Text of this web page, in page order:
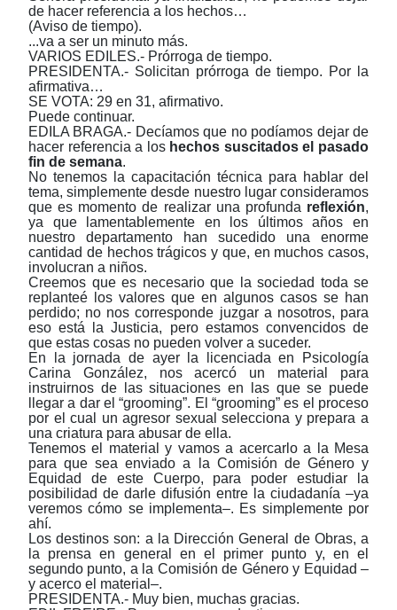
de hacer referencia a los hechos…
(Aviso de tiempo).
...va a ser un minuto más.
VARIOS EDILES.- Prórroga de tiempo.
PRESIDENTA.- Solicitan prórroga de tiempo. Por la
afirmativa…
SE VOTA: 29 en 31, afirmativo.
Puede continuar.
EDILA BRAGA.- Decíamos que no podíamos dejar de
hacer referencia a los hechos suscitados el pasado
fin de semana.
No tenemos la capacitación técnica para hablar del
tema, simplemente desde nuestro lugar consideramos
que es momento de realizar una profunda reflexión,
ya que lamentablemente en los últimos años en
nuestro departamento han sucedido una enorme
cantidad de hechos trágicos y que, en muchos casos,
involucran a niños.
Creemos que es necesario que la sociedad toda se
replanteé los valores que en algunos casos se han
perdido; no nos corresponde juzgar a nosotros, para
eso está la Justicia, pero estamos convencidos de
que estas cosas no pueden volver a suceder.
En la jornada de ayer la licenciada en Psicología
Carina González, nos acercó un material para
instruirnos de las situaciones en las que se puede
llegar a dar el “grooming”. El “grooming” es el proceso
por el cual un agresor sexual selecciona y prepara a
una criatura para abusar de ella.
Tenemos el material y vamos a acercarlo a la Mesa
para que sea enviado a la Comisión de Género y
Equidad de este Cuerpo, para poder estudiar la
posibilidad de darle difusión entre la ciudadanía ‒ya
veremos cómo se implementa‒. Es simplemente por
ahí.
Los destinos son: a la Dirección General de Obras, a
la prensa en general en el primer punto y, en el
segundo punto, a la Comisión de Género y Equidad ‒
y acerco el material‒.
PRESIDENTA.- Muy bien, muchas gracias.